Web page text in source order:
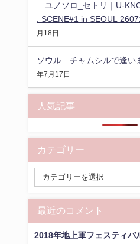
ユノソロ_セトリ｜U-
: SCENE#1 in SEOUL
月18日
ソウル チャムシルで逢い
年7月17日
人気記事
カテゴリー
最近のコメント
2018年地上軍フェスティバ